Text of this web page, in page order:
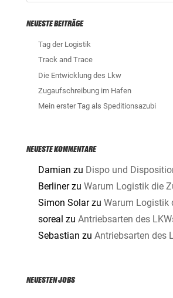
NEUESTE BEITRÄGE
Tag der Logistik
Track and Trace
Die Entwicklung des Lkw
Zugaufschreibung im Hafen
Mein erster Tag als Speditionsazubi
NEUESTE KOMMENTARE
Damian zu Dispo und
Berlinerzu Warum Logistik die
Simon Solarzu Warum Logistik
soreal zu Antriebsarten des
Sebastian zu Antriebsarten des
NEUESTEN JOBS